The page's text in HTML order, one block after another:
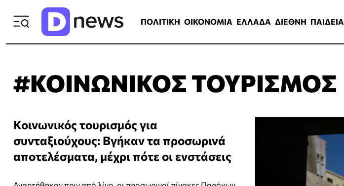
ΠΟΛΙΤΙΚΗ ΟΙΚΟΝΟΜΙΑ ΕΛΛΑΔΑ ΔΙΕΘΝΗ ΠΑΙΔΕΙΑ
#ΚΟΙΝΩΝΙΚΟΣ ΤΟΥΡΙΣΜΟΣ
Κοινωνικός τουρισμός για
συνταξιούχους: Βγήκαν τα προσωρινά
αποτελέσματα, μέχρι πότε οι ενστάσεις